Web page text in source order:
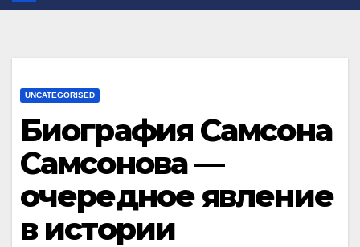
UNCATEGORISED
Биография Самсона
Самсонова —
очередное явление
в истории